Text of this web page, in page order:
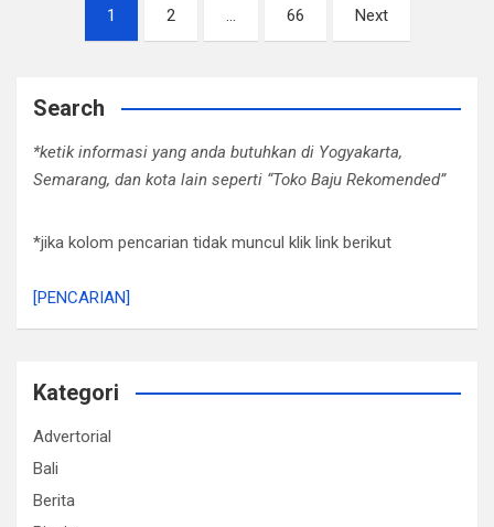
pagination
1 2 … 66 Next
Search
*ketik informasi yang anda butuhkan di Yogyakarta,
Semarang, dan kota lain seperti “Toko Baju Rekomended”
*jika kolom pencarian tidak muncul klik link berikut
[PENCARIAN]
Kategori
Advertorial
Bali
Berita